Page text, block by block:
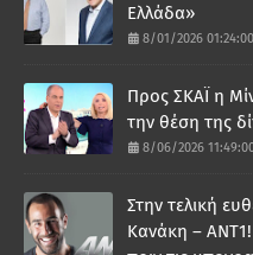
Ελλάδα»
8/01/2026
Προς ΣΚΑΪ η
την θέση της
8/06/2026
Στην τελική
Κανάκη – ΑΝΤ1!